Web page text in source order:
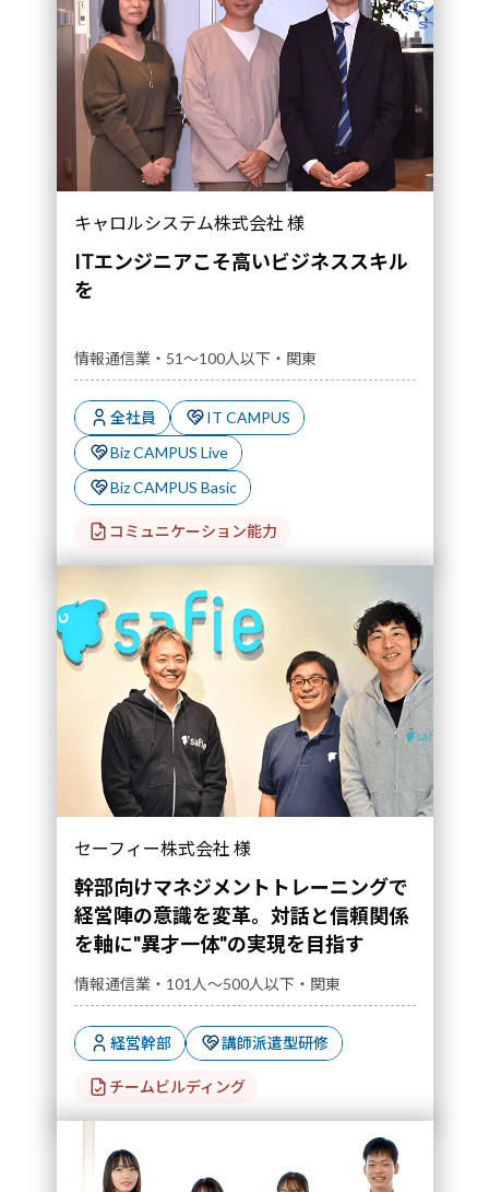
キャロルシステム株式会社 様
ITエンジニアこそ高いビジネススキル
を
情報通信業・51～100人以下・関東
全社員
IT CAMPUS
Biz CAMPUS Live
Biz CAMPUS Basic
コミュニケーション能力
セーフィー株式会社 様
幹部向けマネジメントトレーニングで
経営陣の意識を変革。対話と信頼関係
を軸に"異才一体"の実現を目指す
情報通信業・101人～500人以下・関東
経営幹部 講師派遣型研修
チームビルディング